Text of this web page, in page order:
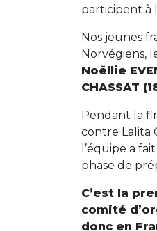
participent à
Nos jeunes
Norvégiens,
Noëllie
CHASSAT
Pendant la
contre Lalita
l’équipe a
phase de
C’est la
comité
donc en